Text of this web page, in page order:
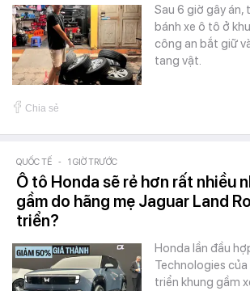
Sau 6 giờ gây
bánh xe ô tô ở
công an bắt giữ
tang vật.
Chia sẻ
QUỐC TẾ - 1 GIỜ TRƯỚC
Ô tô Honda sẽ rẻ hơn rất nhiều
gầm do hãng mẹ Jaguar Land
triển?
Honda lần đầu
Technologies
triển khung gầm